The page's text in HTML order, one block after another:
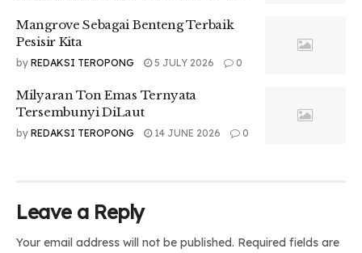
Mangrove Sebagai Benteng Terbaik
Pesisir Kita
by REDAKSI TEROPONG 5 JULY 2026 0
Milyaran Ton Emas Ternyata
Tersembunyi DiLaut
by REDAKSI TEROPONG 14 JUNE 2026 0
Leave a Reply
Your email address will not be published. Required fields are